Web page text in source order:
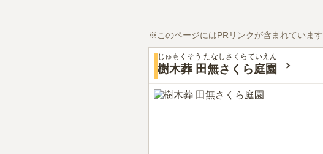
※このページにはPRリンクが含まれています
じゅもくそう たなしさくらていえん
樹木葬 田無さくら庭園